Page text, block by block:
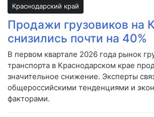
Краснодарский край
Продажи грузовиков на
снизились почти на 40%
В первом квартале 2026 года рынок
транспорта в Краснодарском крае
значительное снижение. Эксперты
общероссийскими тенденциями и
факторами.